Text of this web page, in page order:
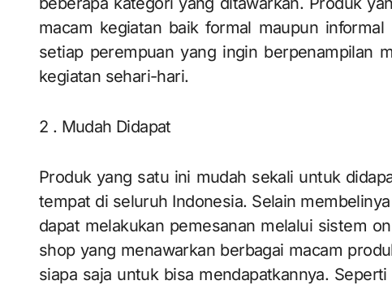
macam kegiatan baik formal maupun
setiap perempuan yang ingin berpenampilan
kegiatan sehari-hari.
2 . Mudah Didapat
Produk yang satu ini mudah sekali untuk
tempat di seluruh Indonesia. Selain
dapat melakukan pemesanan melalui sistem
shop yang menawarkan berbagai macam
siapa saja untuk bisa mendapatkannya.